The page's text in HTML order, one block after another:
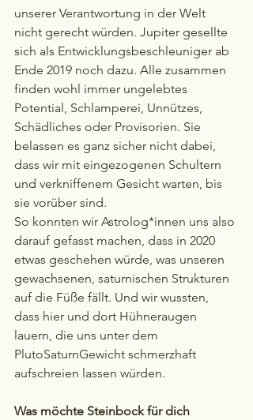
unserer Verantwortung in der Welt
nicht gerecht würden. Jupiter gesellte
sich als Entwicklungsbeschleuniger ab
Ende 2019 noch dazu. Alle zusammen
finden wohl immer ungelebtes
Potential, Schlamperei, Unnützes,
Schädliches oder Provisorien. Sie
belassen es ganz sicher nicht dabei,
dass wir mit eingezogenen Schultern
und verkniffenem Gesicht warten, bis
sie vorüber sind.
So konnten wir Astrolog*innen uns also
darauf gefasst machen, dass in 2020
etwas geschehen würde, was unseren
gewachsenen, saturnischen Strukturen
auf die Füße fällt. Und wir wussten,
dass hier und dort Hühneraugen
lauern, die uns unter dem
PlutoSaturnGewicht schmerzhaft
aufschreien lassen würden.
Was möchte Steinbock für dich